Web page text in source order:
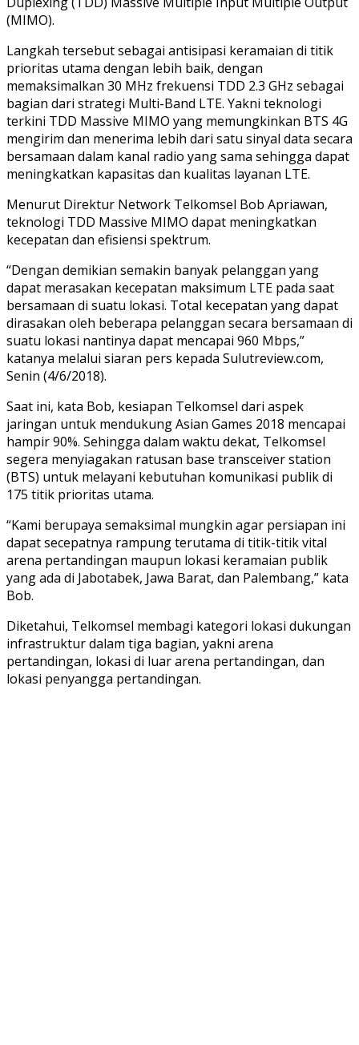
(MIMO).
Langkah tersebut sebagai antisipasi keramaian di titik
prioritas utama dengan lebih baik, dengan
memaksimalkan 30 MHz frekuensi TDD 2.3 GHz sebagai
bagian dari strategi Multi-Band LTE. Yakni teknologi
terkini TDD Massive MIMO yang memungkinkan BTS 4G
mengirim dan menerima lebih dari satu sinyal data secara
bersamaan dalam kanal radio yang sama sehingga dapat
meningkatkan kapasitas dan kualitas layanan LTE.
Menurut Direktur Network Telkomsel Bob Apriawan,
teknologi TDD Massive MIMO dapat meningkatkan
kecepatan dan efisiensi spektrum.
“Dengan demikian semakin banyak pelanggan yang
dapat merasakan kecepatan maksimum LTE pada saat
bersamaan di suatu lokasi. Total kecepatan yang dapat
dirasakan oleh beberapa pelanggan secara bersamaan di
suatu lokasi nantinya dapat mencapai 960 Mbps,”
katanya melalui siaran pers kepada Sulutreview.com,
Senin (4/6/2018).
Saat ini, kata Bob, kesiapan Telkomsel dari aspek
jaringan untuk mendukung Asian Games 2018 mencapai
hampir 90%. Sehingga dalam waktu dekat, Telkomsel
segera menyiagakan ratusan base transceiver station
(BTS) untuk melayani kebutuhan komunikasi publik di
175 titik prioritas utama.
“Kami berupaya semaksimal mungkin agar persiapan ini
dapat secepatnya rampung terutama di titik-titik vital
arena pertandingan maupun lokasi keramaian publik
yang ada di Jabotabek, Jawa Barat, dan Palembang,” kata
Bob.
Diketahui, Telkomsel membagi kategori lokasi dukungan
infrastruktur dalam tiga bagian, yakni arena
pertandingan, lokasi di luar arena pertandingan, dan
lokasi penyangga pertandingan.